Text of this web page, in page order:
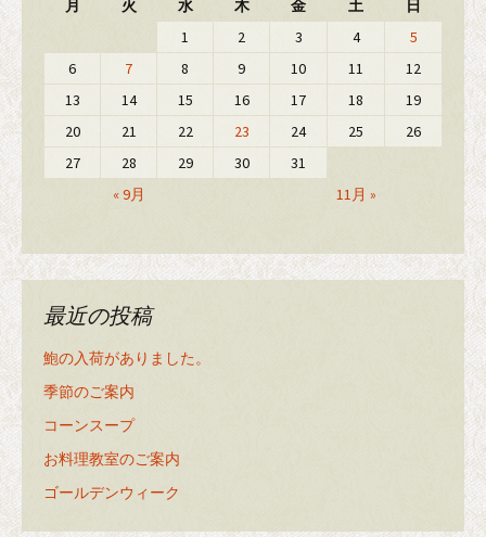
月
火 水 木 金 土 日
« 9月 11月 »
1 2 3 4
5
6
7 8 9 10 11
12
13
14 15 16 17 18
19
20
21 22 23 24 25
26
27
28 29 30 31
最近の投稿
鮑の入荷がありました。
季節のご案内
コーンスープ
お料理教室のご案内
ゴールデンウィーク